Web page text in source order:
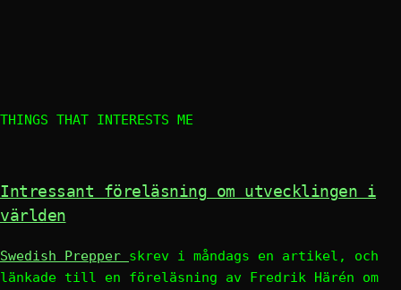
THINGS THAT INTERESTS ME
Intressant föreläsning om utvecklingen i
världen
Swedish Prepper skrev i måndags en artikel, och
länkade till en föreläsning av Fredrik Härén om